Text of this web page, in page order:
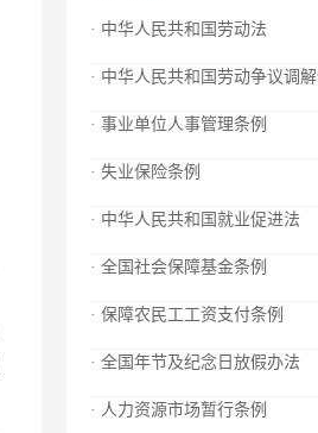
· 中华人民共和国劳动法
· 中华人民共和国劳动争议调
· 事业单位人事管理条例
· 失业保险条例
· 中华人民共和国就业促进法
· 全国社会保障基金条例
· 保障农民工工资支付条例
· 全国年节及纪念日放假办法
· 人力资源市场暂行条例